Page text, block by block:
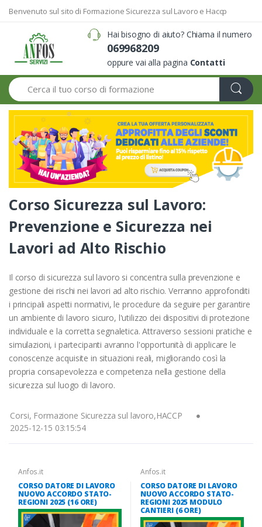
Benvenuto sul sito di Formazione Sicurezza sul Lavoro e Haccp
Hai bisogno di aiuto? Chiama il numero
069968209
oppure vai alla pagina Contatti
Search
Corso Sicurezza sul Lavoro:
Prevenzione e Sicurezza nei
Lavori ad Alto Rischio
Il corso di sicurezza sul lavoro si concentra sulla prevenzione e
gestione dei rischi nei lavori ad alto rischio. Verranno approfonditi
i principali aspetti normativi, le procedure da seguire per garantire
un ambiente di lavoro sicuro, l'utilizzo dei dispositivi di protezione
individuale e la corretta segnaletica. Attraverso sessioni pratiche e
simulazioni, i partecipanti avranno l'opportunità di applicare le
conoscenze acquisite in situazioni reali, migliorando così la
propria consapevolezza e competenza nella gestione della
sicurezza sul luogo di lavoro.
Corsi, Formazione Sicurezza sul lavoro,HACCP
2025-12-15 03:15:54
Anfos.it
CORSO DATORE DI LAVORO
NUOVO ACCORDO STATO-
REGIONI 2025 (16 ORE)
Anfos.it
CORSO DATORE DI LAVORO
NUOVO ACCORDO STATO-
REGIONI 2025 MODULO
CANTIERI (6 ORE)